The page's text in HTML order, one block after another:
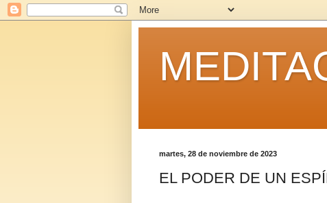
martes, 28 de noviembre de 2023
EL PODER DE UN